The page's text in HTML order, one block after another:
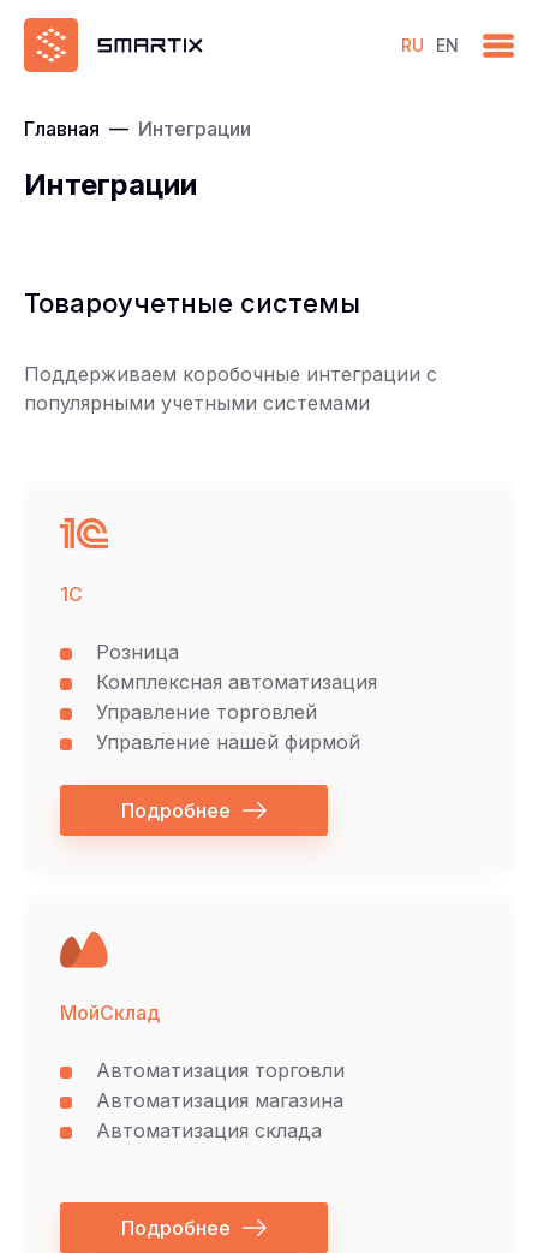
RU EN
Главная — Интеграции
Интеграции
Товароучетные системы
Поддерживаем коробочные интеграции с
популярными учетными системами
1С
Розница
Комплексная автоматизация
Управление торговлей
Управление нашей фирмой
Подробнее
МойСклад
Автоматизация торговли
Автоматизация магазина
Автоматизация склада
Подробнее